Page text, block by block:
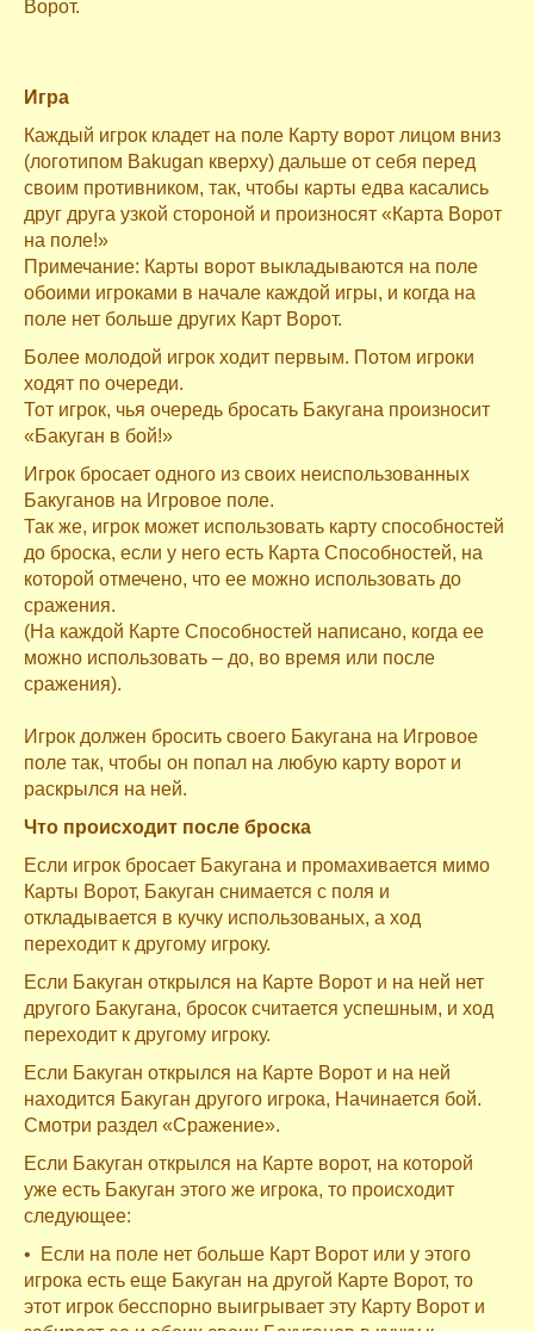
Ворот.
Игра
Каждый игрок кладет на поле Карту ворот лицом вниз
(логотипом Bakugan кверху) дальше от себя перед
своим противником, так, чтобы карты едва касались
друг друга узкой стороной и произносят «Карта Ворот
на поле!»
Примечание: Карты ворот выкладываются на поле
обоими игроками в начале каждой игры, и когда на
поле нет больше других Карт Ворот.
Более молодой игрок ходит первым. Потом игроки
ходят по очереди.
Тот игрок, чья очередь бросать Бакугана произносит
«Бакуган в бой!»
Игрок бросает одного из своих неиспользованных
Бакуганов на Игровое поле.
Так же, игрок может использовать карту способностей
до броска, если у него есть Карта Способностей, на
которой отмечено, что ее можно использовать до
сражения.
(На каждой Карте Способностей написано, когда ее
можно использовать – до, во время или после
сражения).
Игрок должен бросить своего Бакугана на Игровое
поле так, чтобы он попал на любую карту ворот и
раскрылся на ней.
Что происходит после броска
Если игрок бросает Бакугана и промахивается мимо
Карты Ворот, Бакуган снимается с поля и
откладывается в кучку использованых, а ход
переходит к другому игроку.
Если Бакуган открылся на Карте Ворот и на ней нет
другого Бакугана, бросок считается успешным, и ход
переходит к другому игроку.
Если Бакуган открылся на Карте Ворот и на ней
находится Бакуган другого игрока, Начинается бой.
Смотри раздел «Сражение».
Если Бакуган открылся на Карте ворот, на которой
уже есть Бакуган этого же игрока, то происходит
следующее:
• Если на поле нет больше Карт Ворот или у этого
игрока есть еще Бакуган на другой Карте Ворот, то
этот игрок бесспорно выигрывает эту Карту Ворот и